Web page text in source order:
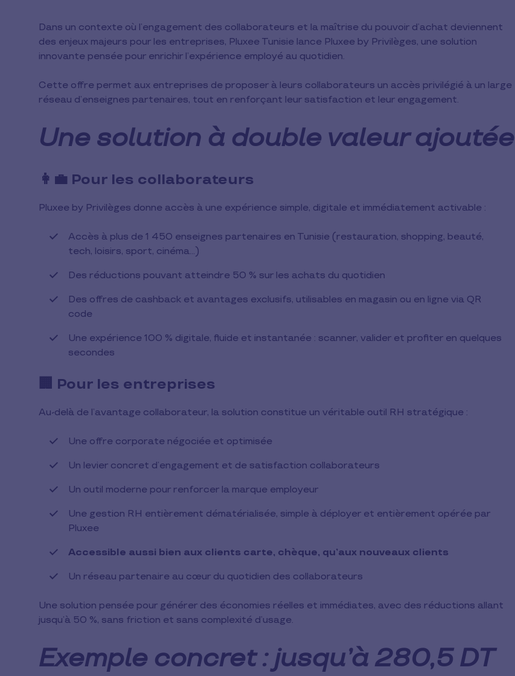
Dans un contexte où l’engagement des collaborateurs et la maîtrise du pouvoir d’achat deviennent
des enjeux majeurs pour les entreprises, Pluxee Tunisie lance Pluxee by Privilèges, une solution
innovante pensée pour enrichir l’expérience employé au quotidien.
Cette offre permet aux entreprises de proposer à leurs collaborateurs un accès privilégié à un large
réseau d’enseignes partenaires, tout en renforçant leur satisfaction et leur engagement.
Une solution à double valeur ajoutée
👩‍💼 Pour les collaborateurs
Pluxee by Privilèges donne accès à une expérience simple, digitale et immédiatement activable :
Accès à plus de 1 450 enseignes partenaires en Tunisie (restauration, shopping, beauté,
tech, loisirs, sport, cinéma…)
Des réductions pouvant atteindre 50 % sur les achats du quotidien
Des offres de cashback et avantages exclusifs, utilisables en magasin ou en ligne via QR
code
Une expérience 100 % digitale, fluide et instantanée : scanner, valider et profiter en quelques
secondes
🏢 Pour les entreprises
Au-delà de l’avantage collaborateur, la solution constitue un véritable outil RH stratégique :
Une offre corporate négociée et optimisée
Un levier concret d’engagement et de satisfaction collaborateurs
Un outil moderne pour renforcer la marque employeur
Une gestion RH entièrement dématérialisée, simple à déployer et entièrement opérée par
Pluxee
Accessible aussi bien aux clients carte, chèque, qu’aux nouveaux clients
Un réseau partenaire au cœur du quotidien des collaborateurs
Une solution pensée pour générer des économies réelles et immédiates, avec des réductions allant
jusqu’à 50 %, sans friction et sans complexité d’usage.
Exemple concret : jusqu’à 280,5 DT